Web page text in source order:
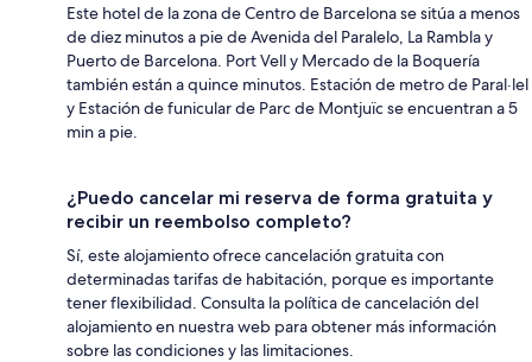
Este hotel de la zona de Centro de Barcelona se sitúa a menos
de diez minutos a pie de Avenida del Paralelo, La Rambla y
Puerto de Barcelona. Port Vell y Mercado de la Boquería
también están a quince minutos. Estación de metro de Paral·lel
y Estación de funicular de Parc de Montjuïc se encuentran a 5
min a pie.
¿Puedo cancelar mi reserva de forma gratuita y
recibir un reembolso completo?
Sí, este alojamiento ofrece cancelación gratuita con
determinadas tarifas de habitación, porque es importante
tener flexibilidad. Consulta la política de cancelación del
alojamiento en nuestra web para obtener más información
sobre las condiciones y las limitaciones.